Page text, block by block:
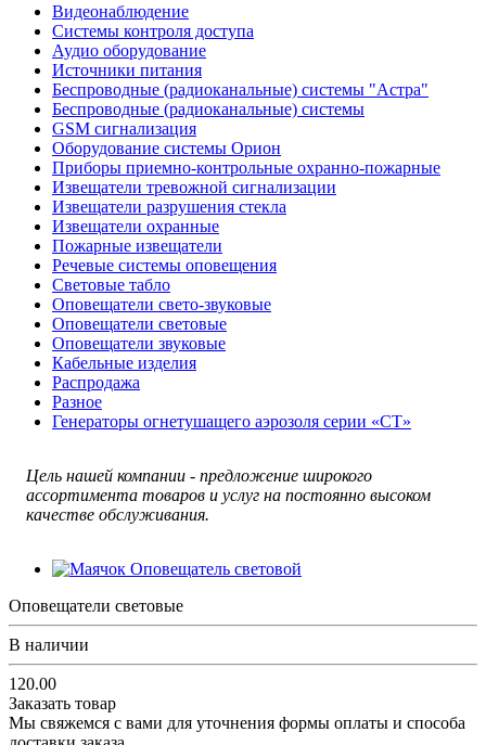
Видеонаблюдение
Системы контроля доступа
Аудио оборудование
Источники питания
Беспроводные (радиоканальные) системы "Астра"
Беспроводные (радиоканальные) системы
GSM сигнализация
Оборудование системы Орион
Приборы приемно-контрольные охранно-пожарные
Извещатели тревожной сигнализации
Извещатели разрушения стекла
Извещатели охранные
Пожарные извещатели
Речевые системы оповещения
Световые табло
Оповещатели свето-звуковые
Оповещатели световые
Оповещатели звуковые
Кабельные изделия
Распродажа
Разное
Генераторы огнетушащего аэрозоля серии «СТ»
Цель нашей компании - предложение широкого
ассортимента товаров и услуг на постоянно высоком
качестве обслуживания.
Оповещатели световые
В наличии
120.00
Заказать товар
Мы свяжемся с вами для уточнения формы оплаты и способа